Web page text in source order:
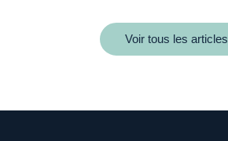
Voir tous les articles